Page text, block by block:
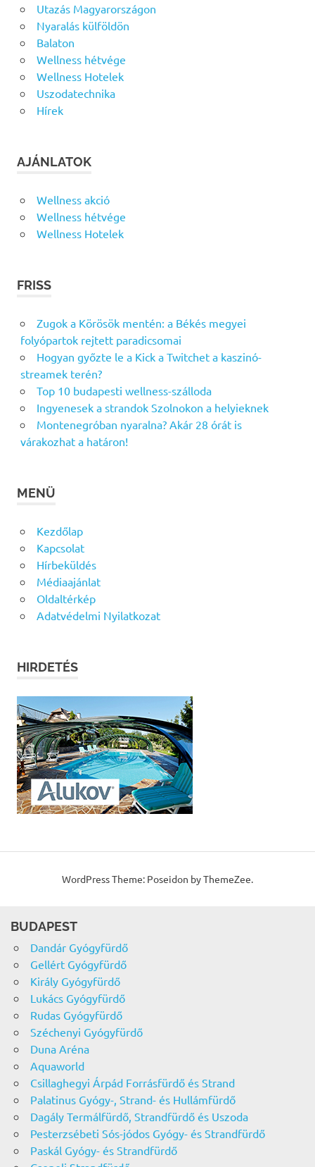
Utazás Magyarországon
Nyaralás külföldön
Balaton
Wellness hétvége
Wellness Hotelek
Uszodatechnika
Hírek
AJÁNLATOK
Wellness akció
Wellness hétvége
Wellness Hotelek
FRISS
Zugok a Körösök mentén: a Békés megyei
folyópartok rejtett paradicsomai
Hogyan győzte le a Kick a Twitchet a kaszinó-
streamek terén?
Top 10 budapesti wellness-szálloda
Ingyenesek a strandok Szolnokon a helyieknek
Montenegróban nyaralna? Akár 28 órát is
várakozhat a határon!
MENÜ
Kezdőlap
Kapcsolat
Hírbeküldés
Médiaajánlat
Oldaltérkép
Adatvédelmi Nyilatkozat
HIRDETÉS
WordPress Theme: Poseidon by ThemeZee.
BUDAPEST
Dandár Gyógyfürdő
Gellért Gyógyfürdő
Király Gyógyfürdő
Lukács Gyógyfürdő
Rudas Gyógyfürdő
Széchenyi Gyógyfürdő
Duna Aréna
Aquaworld
Csillaghegyi Árpád Forrásfürdő és Strand
Palatinus Gyógy-, Strand- és Hullámfürdő
Dagály Termálfürdő, Strandfürdő és Uszoda
Pesterzsébeti Sós-jódos Gyógy- és Strandfürdő
Paskál Gyógy- és Strandfürdő